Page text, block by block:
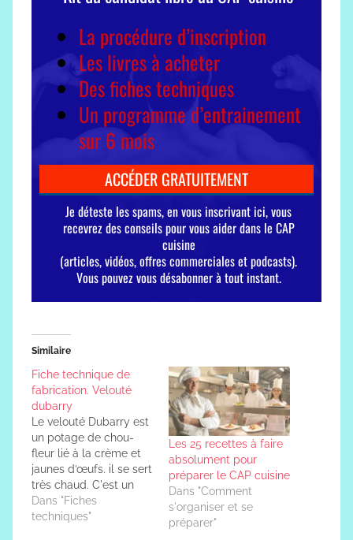
Similaire
Fiche technique de
fabrication. Velouté
dubarry
Le velouté Dubarry est
un potage de chou-
fleur lié à la crème et
jaunes d’œufs. il se sert
très chaud. C'est un
Potage onctueux où les
choux-fleurs sont cuits
Dans "Fiches
techniques"
Les 25 recettes à faire
absolument pour
préparer le CAP cuisine
Dans "Comment
s'organiser et se
préparer"